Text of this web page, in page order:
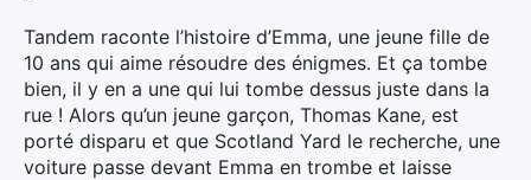
Tandem raconte l’histoire d’Emma, une jeune fille de
10 ans qui aime résoudre des énigmes. Et ça tombe
bien, il y en a une qui lui tombe dessus juste dans la
rue ! Alors qu’un jeune garçon, Thomas Kane, est
porté disparu et que Scotland Yard le recherche, une
voiture passe devant Emma en trombe et laisse